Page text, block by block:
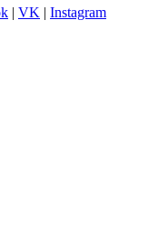
| VK | Instagram